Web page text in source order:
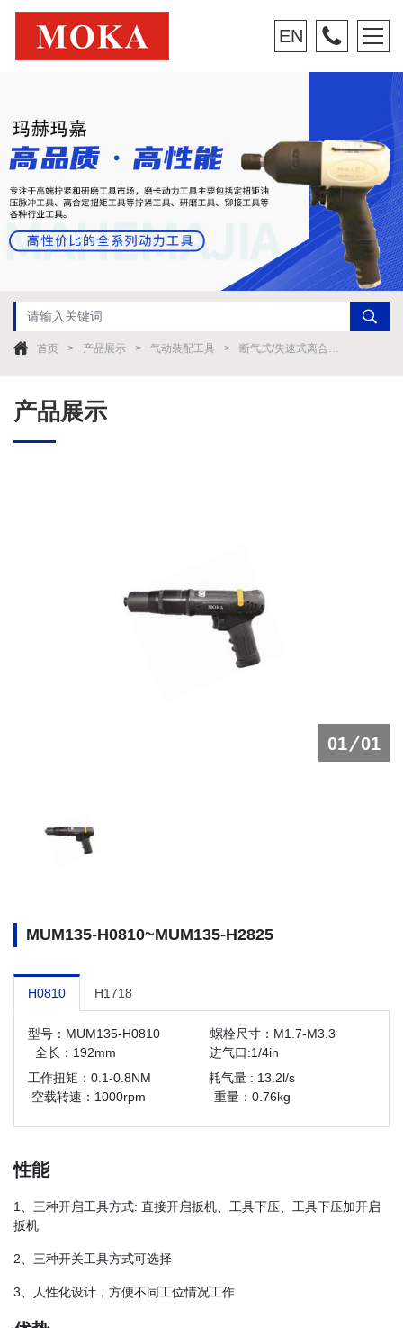
EN
首页 产品展示 气动装配工具 断气式/失速式离合器螺丝刀
产品展示
01 01
MUM135-H0810~MUM135-H2825
H0810 H1718
型号：MUM135-H0810 螺栓尺寸：M1.7-M3.3
全长：192mm 进气口:1/4in
工作扭矩：0.1-0.8NM 耗气量 : 13.2l/s
空载转速：1000rpm 重量：0.76kg
性能
1、三种开启工具方式: 直接开启扳机、工具下压、工具下压加开启
扳机
2、三种开关工具方式可选择
3、人性化设计，方便不同工位情况工作